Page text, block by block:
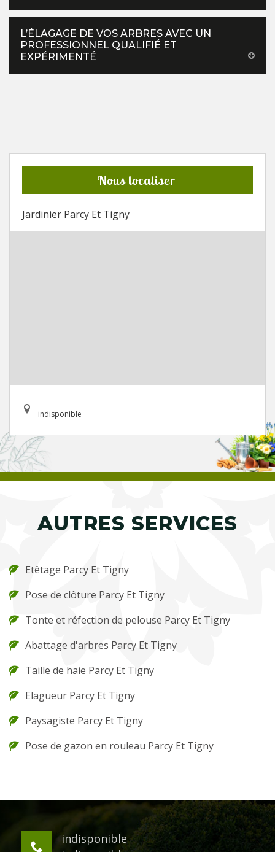
L’ÉLAGAGE DE VOS ARBRES AVEC UN
PROFESSIONNEL QUALIFIÉ ET
EXPÉRIMENTÉ
Nous localiser
Jardinier Parcy Et Tigny
indisponible
AUTRES SERVICES
Etêtage Parcy Et Tigny
Pose de clôture Parcy Et Tigny
Tonte et réfection de pelouse Parcy Et Tigny
Abattage d'arbres Parcy Et Tigny
Taille de haie Parcy Et Tigny
Elagueur Parcy Et Tigny
Paysagiste Parcy Et Tigny
Pose de gazon en rouleau Parcy Et Tigny
indisponible